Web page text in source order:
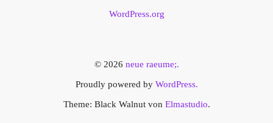
WordPress.org
© 2026 neue raeume;.
Proudly powered by WordPress.
Theme: Black Walnut von Elmastudio.